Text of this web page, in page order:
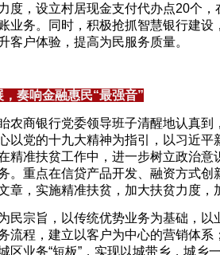
度，设立村居现金支付代办点20个
业务。同时，积极抢抓智慧银行建
客户体验，提高为民服务质量。
奏响金融惠民“最强音”
农商银行党委领导班子清醒地认真
以党的十九大精神为指引，以习近
精准扶贫工作中，进一步树立政治
。重点在信贷产品开发、融资方式
章，实施精准扶贫，加大扶贫力度，
民宗旨，以传统优势业务为基础，
流程，建立以客户为中心的营销体
区业务“短板”，实现以城带乡，城乡